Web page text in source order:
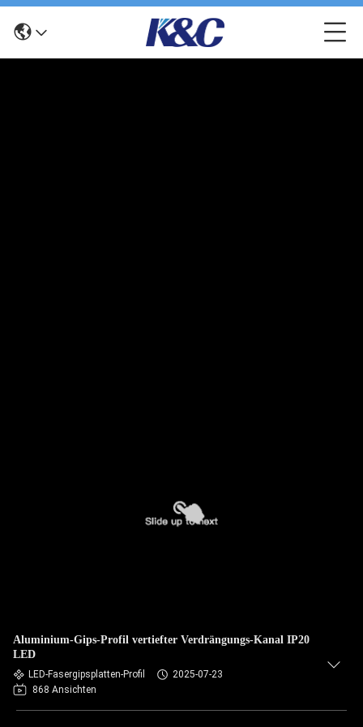
Aluminium-Gips-Profil vertiefter Verdrängungs-Kanal IP20
LED
LED-Fasergipsplatten-Profil
2025-07-23
868 Ansichten